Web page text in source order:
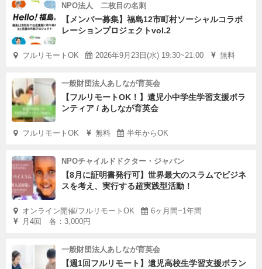
NPO法人 二枚目の名刺
【メンバー募集】福島12市町村ソーシャルコラボ
レーションプロジェクトvol.2
フルリモートOK 2026年9月23日(水) 19:30~21:00 無料
一般財団法人あしなが育英会
【フルリモートOK！】遺児小中学生学習支援ボラ
ンティア / あしなが育英会
フルリモートOK 無料 半年からOK
NPOチャイルドドクター・ジャパン
【8月に証明書発行可】世界最大のスラムでビジネ
スを考え、実行する超実践型活動！
オンライン開催/フルリモートOK
6ヶ月間~1年間
月4回 各：3,000円
一般財団法人あしなが育英会
【週1回フルリモート】遺児高校生学習支援ボラン